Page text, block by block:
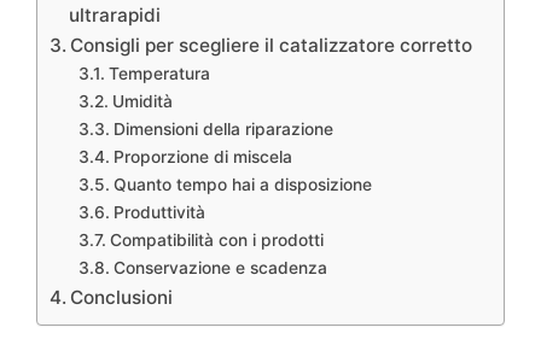
ultrarapidi
Consigli per scegliere il catalizzatore corretto
Temperatura
Umidità
Dimensioni della riparazione
Proporzione di miscela
Quanto tempo hai a disposizione
Produttività
Compatibilità con i prodotti
Conservazione e scadenza
Conclusioni